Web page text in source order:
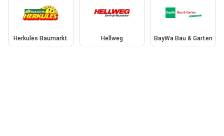
Herkules Baumarkt Hellweg BayWa Bau & Garten